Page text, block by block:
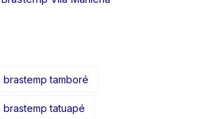
tamboré
tatuapé